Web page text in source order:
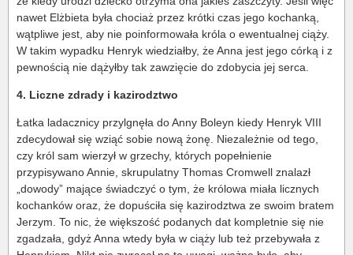
nawet Elżbieta była chociaż przez krótki czas jego kochanką,
wątpliwe jest, aby nie poinformowała króla o ewentualnej ciąży.
W takim wypadku Henryk wiedziałby, że Anna jest jego córką i z
pewnością nie dążyłby tak zawzięcie do zdobycia jej serca.
4. Liczne zdrady i kazirodztwo
Łatka ladacznicy przylgnęła do Anny Boleyn kiedy Henryk VIII
zdecydował się wziąć sobie nową żonę. Niezależnie od tego,
czy król sam wierzył w grzechy, których popełnienie
przypisywano Annie, skrupulatny Thomas Cromwell znalazł
„dowody” mające świadczyć o tym, że królowa miała licznych
kochanków oraz, że dopuściła się kazirodztwa ze swoim bratem
Jerzym. To nic, że większość podanych dat kompletnie się nie
zgadzała, gdyż Anna wtedy była w ciąży lub też przebywała z